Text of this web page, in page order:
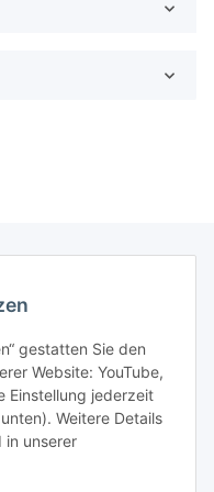
gestatten Sie den
Website: YouTube,
Einstellung jederzeit
Weitere Details
in unserer